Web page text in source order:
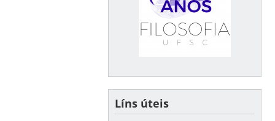
Líns úteis